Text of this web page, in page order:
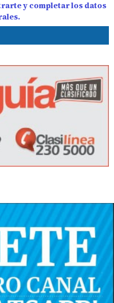
y completar los datos